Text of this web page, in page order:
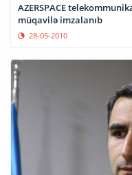
AZERSPACE
müqavilə imzalanıb
28-05-2010